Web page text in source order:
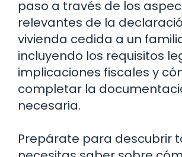
paso a través de los
relevantes de la
vivienda cedida a un
incluyendo los requisitos
implicaciones fiscales y
completar la
necesaria.
Prepárate para descubrir